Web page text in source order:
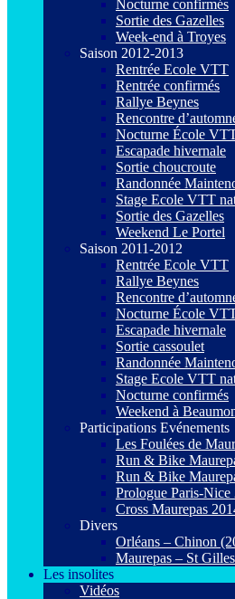
Nocturne confirmés
Sortie des Gazelles
Week-end à Troyes
Saison 2012-2013
Rentrée Ecole VTT
Rentrée confirmés
Rallye Beynes
Rencontre
Nocturne École
Escapade hivernale
Sortie choucroute
Randonnée
Stage Ecole VTT
Sortie des Gazelles
Weekend Le Portel
Saison 2011-2012
Rentrée Ecole VTT
Rallye Beynes
Rencontre
Nocturne École
Escapade hivernale
Sortie cassoulet
Randonnée
Stage Ecole VTT
Nocturne confirmés
Weekend à
Participations Evénements
Les Foulées de
Run & Bike
Run & Bike
Prologue Paris-Nice
Cross Maurepas
Divers
Orléans – Chinon
Maurepas – St
Les insolites
Vidéos